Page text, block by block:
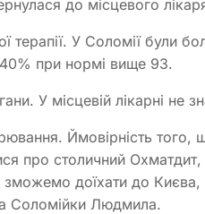
до місцевого
терапії. У Соломії були
40% при нормі вище 93.
У місцевій лікарні не
Ймовірність того,
про столичний Охматдит,
доїхати до Києва,
Соломійки Людмила.